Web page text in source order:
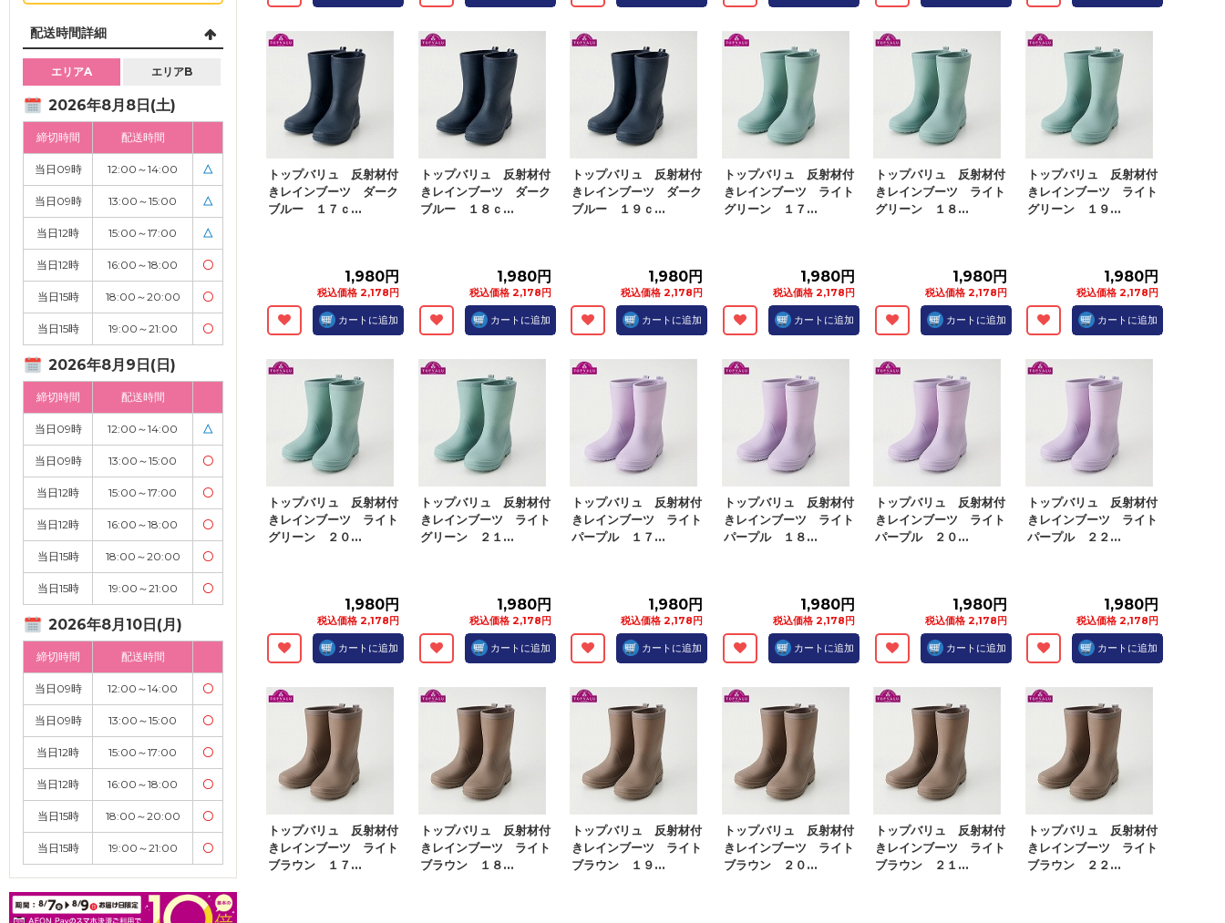
配送時間詳細
エリアA エリアB
2026年8月8日(土)
締切時間 配送時間
当日09時 12:00～14:00 △
当日09時 13:00～15:00 △
当日12時 15:00～17:00 △
当日12時 16:00～18:00 〇
当日15時 18:00～20:00 〇
当日15時 19:00～21:00 〇
2026年8月9日(日)
締切時間 配送時間
当日09時 12:00～14:00 △
当日09時 13:00～15:00 〇
当日12時 15:00～17:00 〇
当日12時 16:00～18:00 〇
当日15時 18:00～20:00 〇
当日15時 19:00～21:00 〇
2026年8月10日(月)
締切時間 配送時間
当日09時 12:00～14:00 〇
当日09時 13:00～15:00 〇
当日12時 15:00～17:00 〇
当日12時 16:00～18:00 〇
当日15時 18:00～20:00 〇
当日15時 19:00～21:00 〇
トップバリュ 反射材付
きレインブーツ ダーク
ブルー １７ｃ...
1,980円
税込価格 2,178円
カートに追加
トップバリュ 反射材付
きレインブーツ ダーク
ブルー １８ｃ...
1,980円
税込価格 2,178円
カートに追加
トップバリュ 反射材付
きレインブーツ ダーク
ブルー １９ｃ...
1,980円
税込価格 2,178円
カートに追加
トップバリュ 反射材付
きレインブーツ ライト
グリーン １７...
1,980円
税込価格 2,178円
カートに追加
トップバリュ 反射材付
きレインブーツ ライト
グリーン １８...
1,980円
税込価格 2,178円
カートに追加
トップバリュ 反射材付
きレインブーツ ライト
グリーン １９...
1,980円
税込価格 2,178円
カートに追加
トップバリュ 反射材付
きレインブーツ ライト
グリーン ２０...
1,980円
税込価格 2,178円
カートに追加
トップバリュ 反射材付
きレインブーツ ライト
グリーン ２１...
1,980円
税込価格 2,178円
カートに追加
トップバリュ 反射材付
きレインブーツ ライト
パープル １７...
1,980円
税込価格 2,178円
カートに追加
トップバリュ 反射材付
きレインブーツ ライト
パープル １８...
1,980円
税込価格 2,178円
カートに追加
トップバリュ 反射材付
きレインブーツ ライト
パープル ２０...
1,980円
税込価格 2,178円
カートに追加
トップバリュ 反射材付
きレインブーツ ライト
パープル ２２...
1,980円
税込価格 2,178円
カートに追加
トップバリュ 反射材付
きレインブーツ ライト
ブラウン １７...
トップバリュ 反射材付
きレインブーツ ライト
ブラウン １８...
トップバリュ 反射材付
きレインブーツ ライト
ブラウン １９...
トップバリュ 反射材付
きレインブーツ ライト
ブラウン ２０...
トップバリュ 反射材付
きレインブーツ ライト
ブラウン ２１...
トップバリュ 反射材付
きレインブーツ ライト
ブラウン ２２...